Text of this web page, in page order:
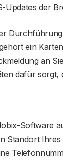
Updates der
ein
an
dafür sorgt,
Software
Standort